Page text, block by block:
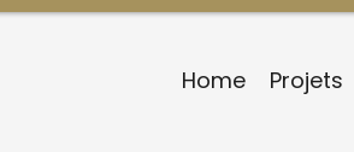
Home Projets